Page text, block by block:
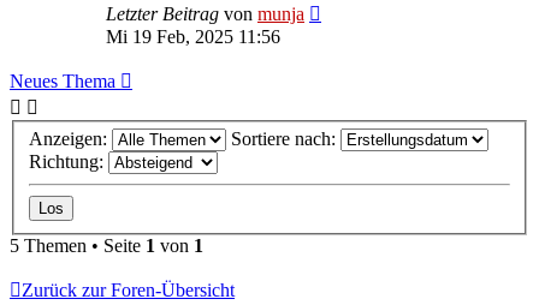
Letzter Beitrag von munja
Mi 19 Feb, 2025 11:56
Neues Thema
Anzeigen:
Sortiere nach:
Richtung:
5 Themen • Seite 1 von 1
Zurück zur Foren-Übersicht